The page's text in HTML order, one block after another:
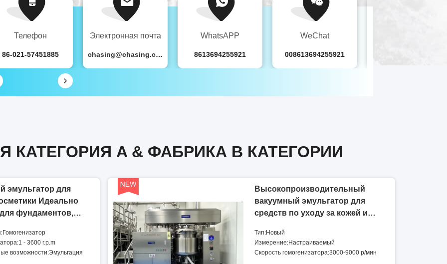
Телефон
86-021-57451885
Электронная почта
chasing@chasing.com.cn
WhatsAPP
8613694255921
WeChat
008613694255921
КАТЕГОРИЯ A & ФАБРИКА B КАТЕГОРИИ
эмульгатор для
Идеально
фундаментов,
- 3600 r.p.m
возможности:Эмульгация
Высокопроизводительный
вакуумный эмульгатор для
средств по уходу за кожей и
Тип:Новый
Измерение:Настраиваемый
Скорость гомогенизатора:3000-9000 р/мин